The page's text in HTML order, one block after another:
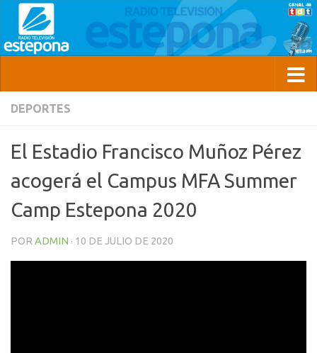
DEPORTES
El Estadio Francisco Muñoz Pérez
acogerá el Campus MFA Summer
Camp Estepona 2020
POR ADMIN · 10 DE JULIO DE 2020